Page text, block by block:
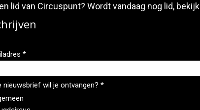
lid van Circuspunt? Wordt vandaag nog lid, bekijk
*
nieuwsbrief wil je ontvangen? *